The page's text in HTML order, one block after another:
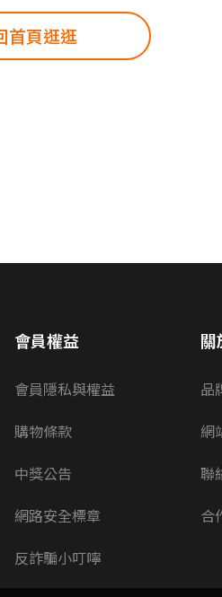
首頁逛逛
會員權益
會員隱私與權益
購物條款
中獎公告
網路安全標章
反詐騙小叮嚀
關
品
網
聯
合